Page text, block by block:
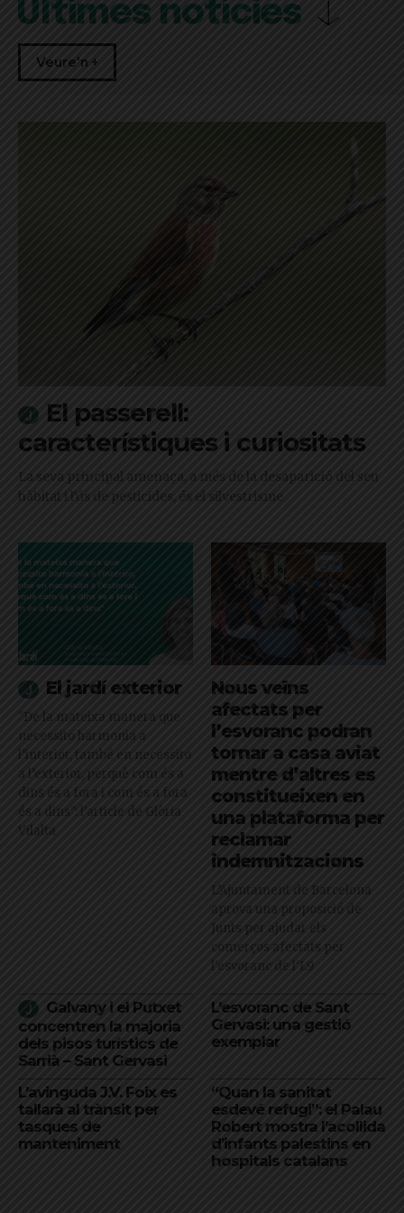
Últimes notícies
Veure'n +
El passerell:
característiques i curiositats
La seva principal amenaça, a més de la desaparició del seu
hàbitat i l'ús de pesticides, és el silvestrisme
El jardí exterior
"De la mateixa manera que
necessito harmonia a
l’interior, també en necessito
a l’exterior, perquè com és a
dins és a fora i com és a fora
és a dins": l'article de Glòria
Vilalta
Nous veïns
afectats per
l’esvoranc podran
tornar a casa aviat
mentre d’altres es
constitueixen en
una plataforma per
reclamar
indemnitzacions
L’Ajuntament de Barcelona
aprova una proposició de
Junts per ajudar els
comerços afectats per
l'esvoranc de l'L9
Galvany i el Putxet
concentren la majoria
dels pisos turístics de
Sarrià – Sant Gervasi
L’esvoranc de Sant
Gervasi: una gestió
exemplar
L’avinguda J.V. Foix es
tallarà al trànsit per
tasques de
manteniment
“Quan la sanitat
esdevé refugi”: el Palau
Robert mostra l’acollida
d’infants palestins en
hospitals catalans